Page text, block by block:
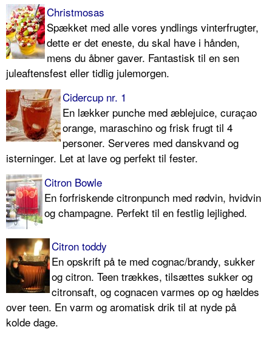
Christmosas
Spækket med alle vores yndlings vinterfrugter,
dette er det eneste, du skal have i hånden,
mens du åbner gaver. Fantastisk til en sen
juleaftensfest eller tidlig julemorgen.
Cidercup nr. 1
En lækker punche med æblejuice, curaçao
orange, maraschino og frisk frugt til 4
personer. Serveres med danskvand og
isterninger. Let at lave og perfekt til fester.
Citron Bowle
En forfriskende citronpunch med rødvin, hvidvin
og champagne. Perfekt til en festlig lejlighed.
Citron toddy
En opskrift på te med cognac/brandy, sukker
og citron. Teen trækkes, tilsættes sukker og
citronsaft, og cognacen varmes op og hældes
over teen. En varm og aromatisk drik til at nyde på
kolde dage.